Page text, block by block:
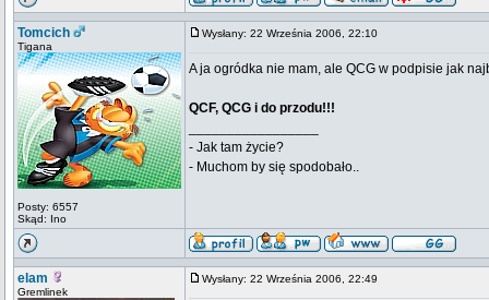
Tomcich
Tigana
Posty: 6557
Skąd: Ino
Wysłany: 22 Września 2006, 22:10
A ja ogródka nie mam, ale QCG w podpisie jak
QCF, QCG i do przodu!!!
- Jak tam życie?
- Muchom by się spodobało..
elam
Gremlinek
Wysłany: 22 Września 2006, 22:49